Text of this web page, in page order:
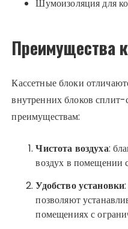
Шумоизоляция для
Преимущества
Кассетные блоки
внутренних блоков сплит-
преимуществам:
Чистота воздуха:
воздух в помещении
Удобство установки
позволяют
помещениях с